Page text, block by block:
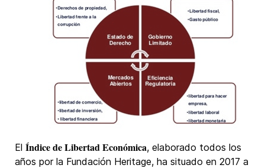
El Índice de Libertad Económica, elaborado todos los
años por la Fundación Heritage, ha situado en 2017 a